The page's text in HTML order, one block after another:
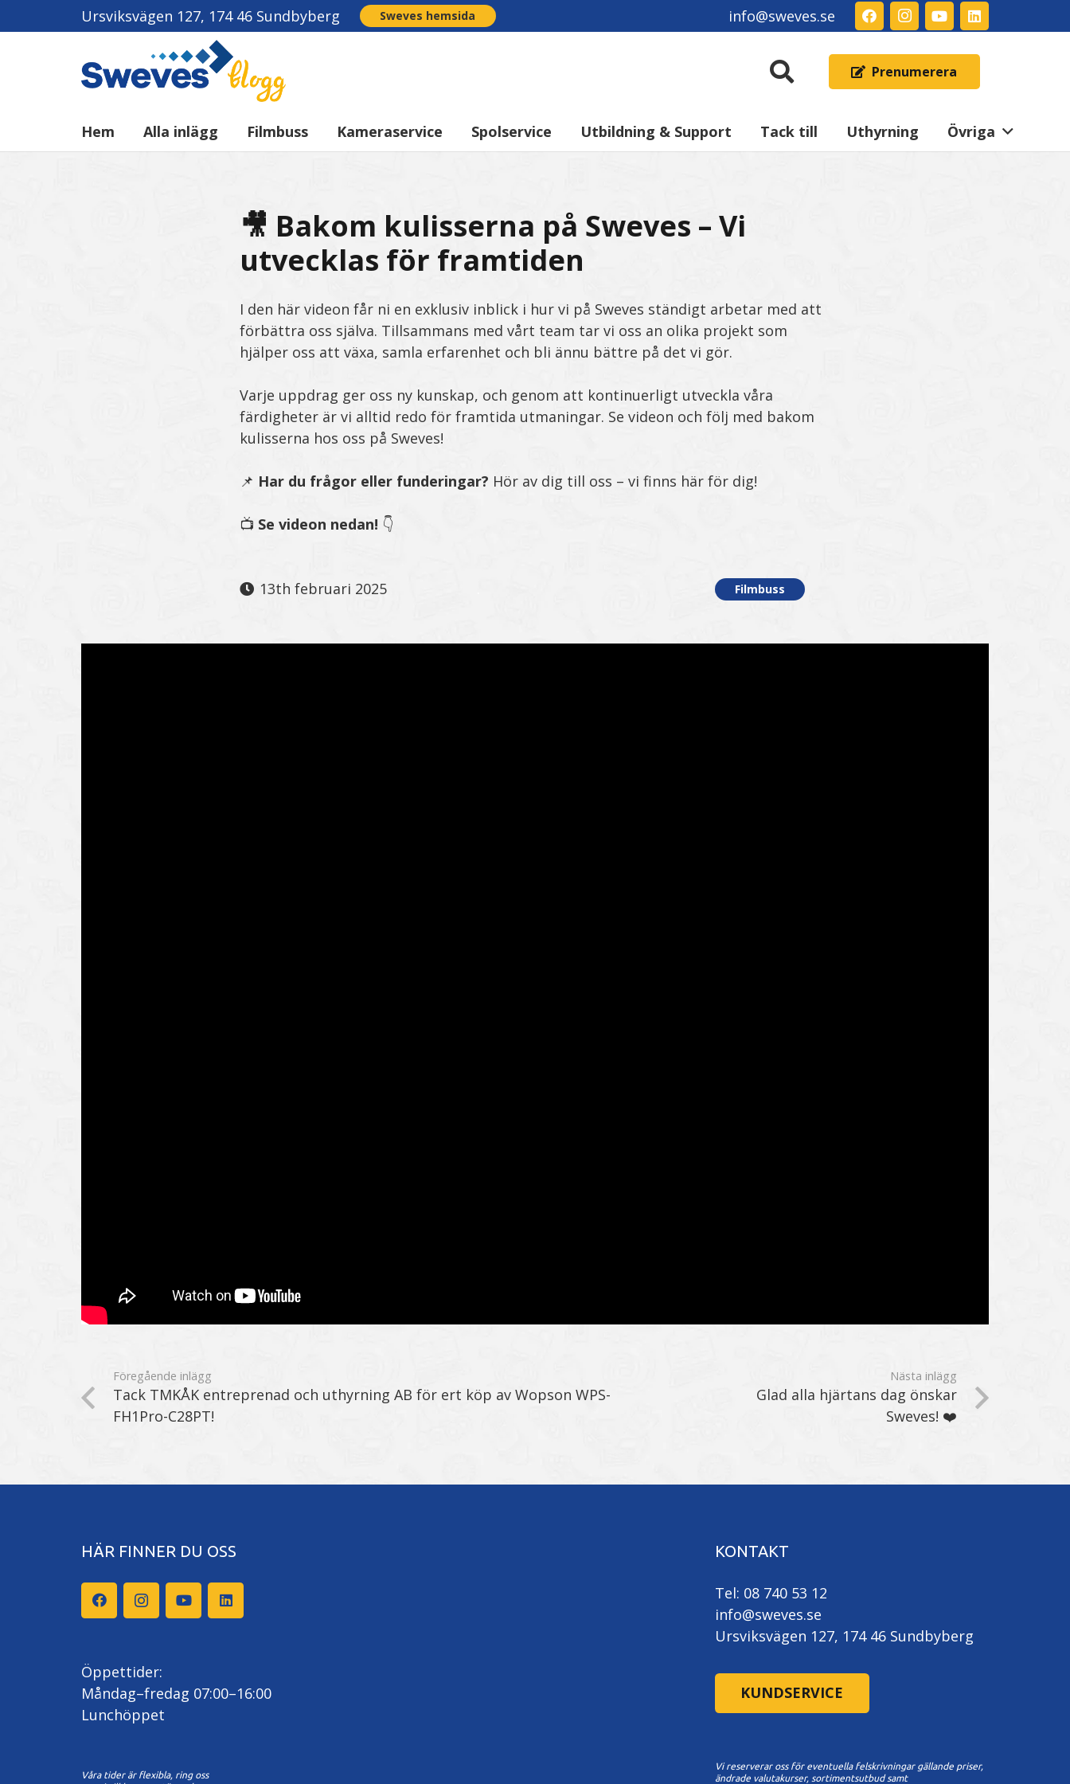
Ursviksvägen 127, 174 46 Sundbyberg Sweves hemsida info@sweves.se
Prenumerera
Hem Alla inlägg Filmbuss Kameraservice Spolservice Utbildning & Support Tack till Uthyrning Övriga
🎥 Bakom kulisserna på Sweves – Vi
utvecklas för framtiden
I den här videon får ni en exklusiv inblick i hur vi på Sweves ständigt arbetar med att
förbättra oss själva. Tillsammans med vårt team tar vi oss an olika projekt som
hjälper oss att växa, samla erfarenhet och bli ännu bättre på det vi gör.
Varje uppdrag ger oss ny kunskap, och genom att kontinuerligt utveckla våra
färdigheter är vi alltid redo för framtida utmaningar. Se videon och följ med bakom
kulisserna hos oss på Sweves!
📌 Har du frågor eller funderingar? Hör av dig till oss – vi finns här för dig!
📺 Se videon nedan! 👇
13th februari 2025 Filmbuss
Föregående inlägg
Tack TMKÅK entreprenad och uthyrning AB för ert köp av Wopson WPS-
FH1Pro-C28PT!
Nästa inlägg
Glad alla hjärtans dag önskar
Sweves! ❤️
HÄR FINNER DU OSS
Öppettider:
Måndag–fredag 07:00–16:00
Lunchöppet
Våra tider är flexibla, ring oss
KONTAKT
Tel: 08 740 53 12
info@sweves.se
Ursviksvägen 127, 174 46 Sundbyberg
KUNDSERVICE
Vi reserverar oss för eventuella felskrivningar gällande priser,
ändrade valutakurser, sortimentsutbud samt